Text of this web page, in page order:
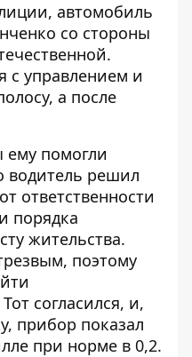
автомобиль
со стороны
с управлением и
а после
помогли
водитель решил
ответственности
порядка
жительства.
поэтому
согласился, и,
прибор показал
при норме в 0,2.